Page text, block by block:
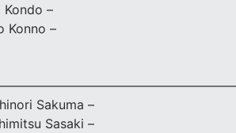
–
Konno –
Sakuma –
Sasaki –